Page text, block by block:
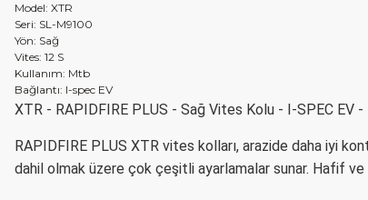
Model: XTR
Seri: SL-M9100
Yön: Sağ
Vites: 12 S
Kullanım: Mtb
Bağlantı: I-spec EV
XTR - RAPIDFIRE PLUS - Sağ Vites Kolu - I-SPEC EV
RAPIDFIRE PLUS XTR vites kolları, arazide daha iyi
dahil olmak üzere çok çeşitli ayarlamalar sunar. Hafif